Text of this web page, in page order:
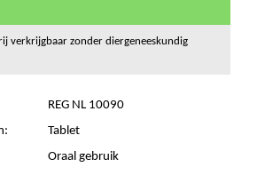
verkrijgbaar zonder diergeneeskundig
REG NL 10090
Tablet
Oraal gebruik